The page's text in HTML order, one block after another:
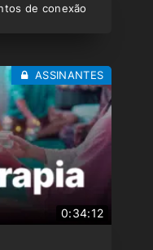
de conexão
0:34:12
ASSINANTES